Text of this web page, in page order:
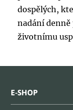
dospělých,
nadání denně
životnímu
E-SHOP